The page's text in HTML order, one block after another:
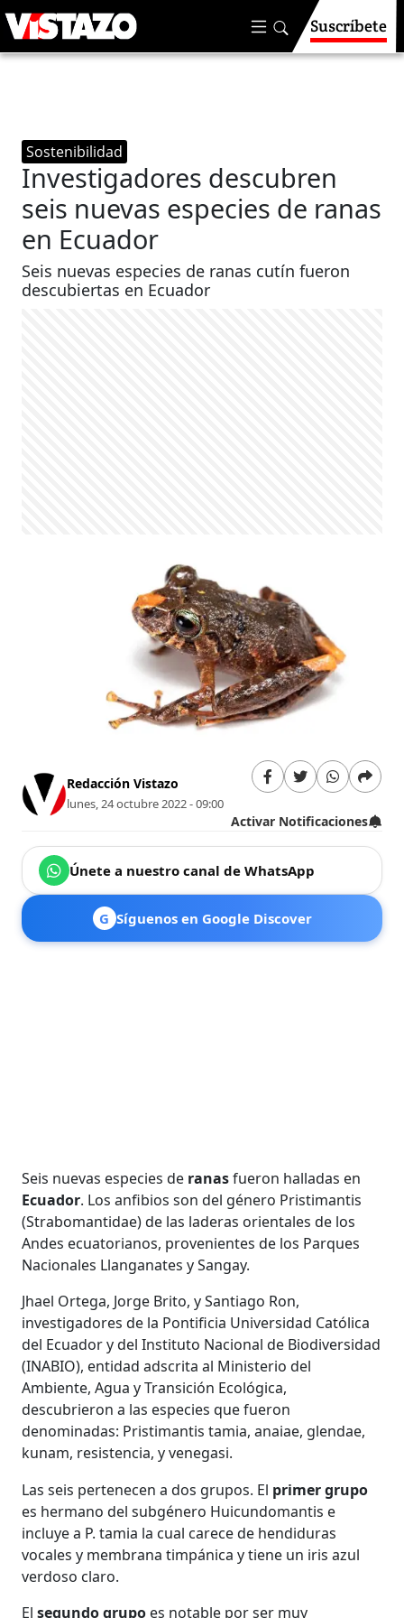
Suscríbete
Sostenibilidad
Investigadores descubren
seis nuevas especies de ranas
en Ecuador
Seis nuevas especies de ranas cutín fueron
descubiertas en Ecuador
Redacción Vistazo
lunes, 24 octubre 2022 - 09:00
Activar Notificaciones
Únete a nuestro canal de WhatsApp
G Síguenos en Google Discover
Seis nuevas especies de ranasfueron halladas en
Ecuador. Los anfibios son del género Pristimantis
(Strabomantidae) de las laderas orientales de los
Andes ecuatorianos, provenientes de los Parques
Nacionales Llanganates y Sangay.
Jhael Ortega, Jorge Brito, y Santiago Ron,
investigadores de la Pontificia Universidad Católica
del Ecuador y del Instituto Nacional de Biodiversidad
(INABIO), entidad adscrita al Ministerio del
Ambiente, Agua y Transición Ecológica,
descubrieron a las especies que fueron
denominadas: Pristimantis tamia, anaiae, glendae,
kunam, resistencia, y venegasi.
Las seis pertenecen a dos grupos. El primer grupo
es hermano del subgénero Huicundomantis e
incluye a P. tamia la cual carece de hendiduras
vocales y membrana timpánica y tiene un iris azul
verdoso claro.
El segundo grupo es notable por ser muy